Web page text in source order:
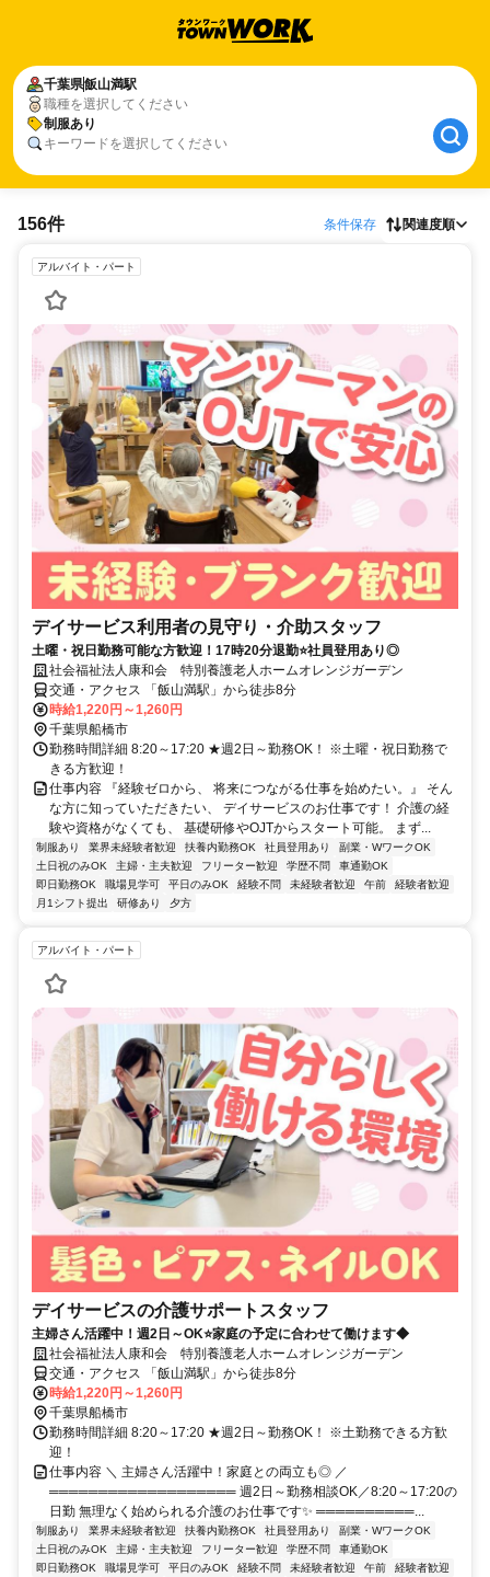
千葉県飯山満駅
職種を選択してください
制服あり
キーワードを選択してください
156件 条件保存 関連度順
アルバイト・パート
デイサービス利用者の見守り・介助スタッフ
土曜・祝日勤務可能な方歓迎！17時20分退勤⭐社員登用あり◎
社会福祉法人康和会 特別養護老人ホームオレンジガーデン
交通・アクセス 「飯山満駅」から徒歩8分
時給1,220円～1,260円
千葉県船橋市
勤務時間詳細 8:20～17:20 ★週2日～勤務OK！ ※土曜・祝日勤務で
きる方歓迎！
仕事内容 『経験ゼロから、 将来につながる仕事を始めたい。』 そん
な方に知っていただきたい、 デイサービスのお仕事です！ 介護の経
験や資格がなくても、 基礎研修やOJTからスタート可能。 まず...
制服あり 業界未経験者歓迎 扶養内勤務OK 社員登用あり
副業・WワークOK
土日祝のみOK
主婦・主夫歓迎 フリーター歓迎 学歴不問
車通勤OK
即日勤務OK
職場見学可 平日のみOK 経験不問 未経験者歓迎 午前
経験者歓迎
月1シフト提出
研修あり 夕方
アルバイト・パート
デイサービスの介護サポートスタッフ
主婦さん活躍中！週2日～OK⭐家庭の予定に合わせて働けます◆
社会福祉法人康和会 特別養護老人ホームオレンジガーデン
交通・アクセス 「飯山満駅」から徒歩8分
時給1,220円～1,260円
千葉県船橋市
勤務時間詳細 8:20～17:20 ★週2日～勤務OK！ ※土勤務できる方歓
迎！
仕事内容 ＼ 主婦さん活躍中！家庭との両立も◎ ／
═══════════════════ 週2日～勤務相談OK／8:20～17:20の
日勤 無理なく始められる介護のお仕事です✨ ══════════...
制服あり 業界未経験者歓迎 扶養内勤務OK 社員登用あり
副業・WワークOK
土日祝のみOK
主婦・主夫歓迎 フリーター歓迎 学歴不問
車通勤OK
即日勤務OK
職場見学可 平日のみOK 経験不問 未経験者歓迎 午前
経験者歓迎